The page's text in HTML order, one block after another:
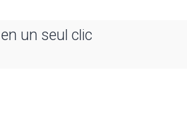
un seul clic